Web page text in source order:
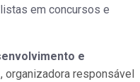
em concursos e
e
responsável